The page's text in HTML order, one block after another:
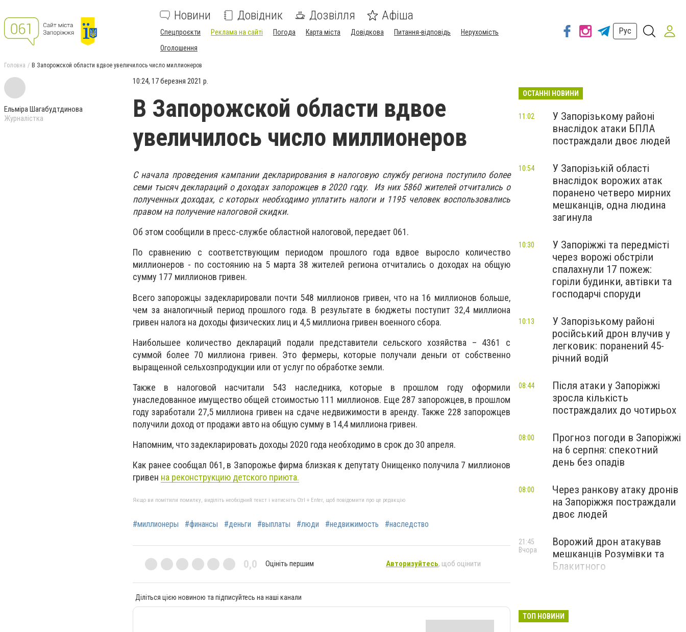
Новини Довідник Дозвілля Афіша
Спецпроєкти Реклама на сайті Погода Карта міста Довідкова Питання-відповідь
Нерухомість
Оголошення
Рус
Головна В Запорожской области вдвое увеличилось число миллионеров
Ельміра Шагабудтдинова
Журналістка
10:24, 17 березня 2021 р.
В Запорожской области вдвое
увеличилось число миллионеров
С начала проведения кампании декларирования в налоговую службу региона поступило более
семи тысяч деклараций о доходах запорожцев в 2020 году. Из них 5860 жителей отчитались о
полученных доходах, с которых необходимо уплатить налоги и 1195 человек воспользовались
правом на получение налоговой скидки.
Об этом сообщили в пресс-службе областной налоговой, передает 061.
По сравнению с соответствующим периодом прошлого года вдвое выросло количество
миллионеров - по состоянию на 5 марта 38 жителей региона отчитались о доходах на общую
сумму 177 миллионов гривен.
Всего запорожцы задекларировали почти 548 миллионов гривен, что на 16 миллионов больше,
чем за аналогичный период прошлого года. В результате в бюджеты поступит 32,4 миллиона
гривен налога на доходы физических лиц и 4,5 миллиона гривен военного сбора.
Наибольшее количество деклараций подали представители сельского хозяйства – 4361 с
суммой более 70 миллиона гривен. Это фермеры, которые получали деньги от собственно
выращенной сельхозпродукции или от услуг по обработке земли.
Также в налоговой насчитали 543 наследника, которые в прошлом году оформили
унаследованное имущество общей стоимостью 111 миллионов. Еще 287 запорожцев, в прошлом
году заработали 27,5 миллиона гривен на сдаче недвижимости в аренду. Также 228 запорожцев
получили доход от продажи авто на общую сумму в 14,4 миллиона гривен.
Напомним, что задекларировать доходы 2020 года необходимо в срок до 30 апреля.
Как ранее сообщал 061, в Запорожье фирма близкая к депутату Онищенко получила 7 миллионов
гривен на реконструкцию детского приюта.
Якщо ви помітили помилку, виділіть необхідний текст і натисніть Ctrl + Enter, щоб повідомити про це редакцію
#миллионеры #финансы #деньги #выплаты #люди #недвижимость #наследство
0,0 Оцініть першим Авторизуйтесь, щоб оцінити
Діліться цією новиною та підписуйтесь на наші канали
ОСТАННІ НОВИНИ
У Запорізькому районі
внаслідок атаки БПЛА
постраждали двоє людей
11:02
У Запорізькій області
внаслідок ворожих атак
поранено четверо мирних
мешканців, одна людина
загинула
10:54
У Запоріжжі та передмісті
через ворожі обстріли
спалахнули 17 пожеж:
горіли будинки, автівки та
господарчі споруди
10:30
У Запорізькому районі
російський дрон влучив у
легковик: поранений 45-
річний водій
10:13
Після атаки у Запоріжжі
зросла кількість
постраждалих до чотирьох
08:44
Прогноз погоди в Запоріжжі
на 6 серпня: спекотний
день без опадів
08:00
Через ранкову атаку дронів
на Запоріжжя постраждали
двоє людей
08:00
Ворожий дрон атакував
мешканців Розумівки та
Блакитного
21:45
Вчора
ТОП НОВИНИ